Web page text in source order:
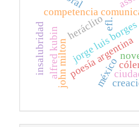
competencia
jorge luis borges
heráclito
john miltonpoesía argentina
méxico
alfred kubin
efl.
insalubridad